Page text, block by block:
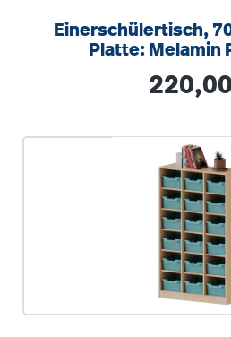
Einerschülertisch,
Platte: Melamin
Regulärer